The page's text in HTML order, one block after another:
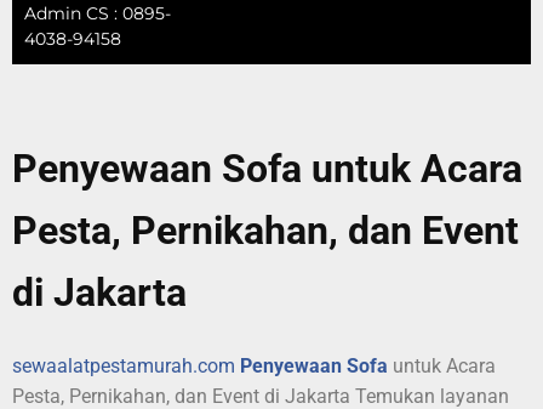
Admin CS : 0895-
4038-94158
Penyewaan Sofa untuk Acara
Pesta, Pernikahan, dan Event
di Jakarta
sewaalatpestamurah.com Penyewaan Sofa untuk Acara
Pesta, Pernikahan, dan Event di Jakarta Temukan layanan